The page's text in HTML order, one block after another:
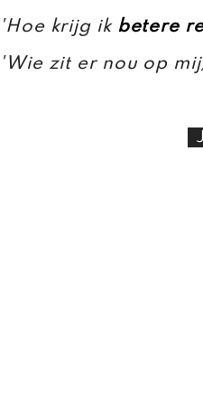
​'Hoe krijg ik betere
'Wie zit er nou op